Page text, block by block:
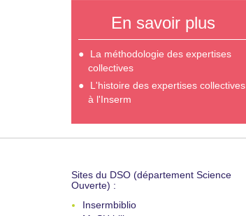
En savoir plus
La méthodologie des expertises
collectives
L'histoire des expertises collectives
à l'Inserm
Sites du DSO (département Science
Ouverte) :
Insermbiblio